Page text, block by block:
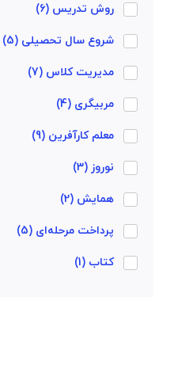
روش تدریس (6)
شروع سال تحصیلی (5)
مدیریت کلاس (7)
مربیگری (4)
معلم کارآفرین (9)
نوروز (3)
همایش (2)
پرداخت مرحله‌ای (5)
کتاب (1)